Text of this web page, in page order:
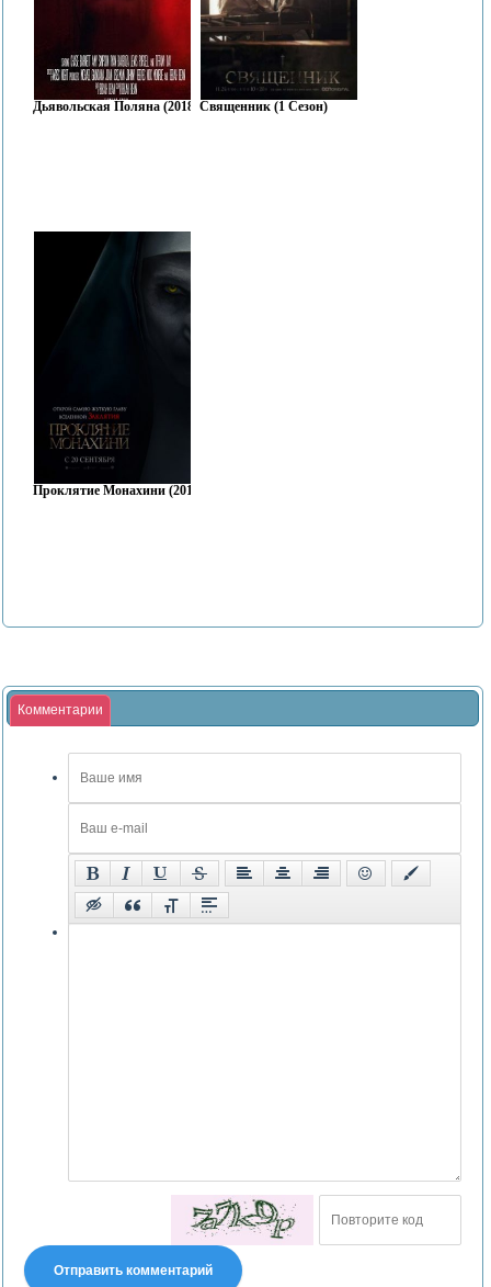
Дьявольская Поляна (2018) Священник (1 Сезон)
Проклятие Монахини (2018)
Комментарии
Отправить комментарий